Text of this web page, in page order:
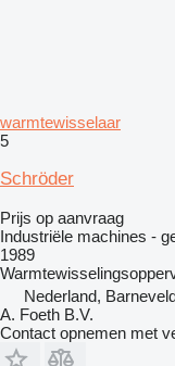
warmtewisselaar
5
Schröder
Prijs op aanvraag
Industriële machines -
1989
Nederland,
A. Foeth B.V.
Contact opnemen met